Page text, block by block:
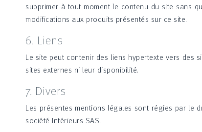
supprimer à tout moment le contenu du site sans
modifications aux produits présentés sur ce site.
6. Liens
Le site peut contenir des liens hypertexte vers des
sites externes ni leur disponibilité.
7. Divers
Les présentes mentions légales sont régies par le
société Intérieurs SAS.